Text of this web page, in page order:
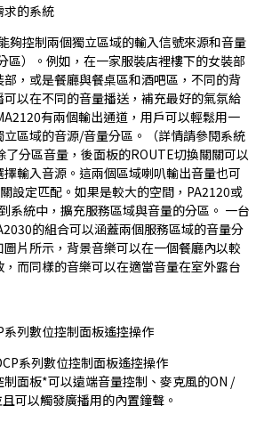
求的系統
夠控制兩個獨立區域的輸入信號來源和音量
區）。例如，在一家服裝店裡樓下的女裝部
，或是餐廳與餐桌區和酒吧區，不同的背
以在不同的音量播送，補充最好的氣氛給
有兩個輸出通道，用戶可以輕鬆用一
立區域的音源/音量分區。（詳情請參閱系統
了分區音量，後面板的ROUTE切換關關可以
輸入音源。這兩個區域喇叭輸出音量也可
設定匹配。如果是較大的空間，PA2120或
系統中，擴充服務區域與音量的分區。 一台
的組合可以涵蓋兩個服務區域的音量分
片所示，背景音樂可以在一個餐廳內以較
而同樣的音樂可以在適當音量在室外露台
系列數位控制面板遙控操作
制面板*可以遠端音量控制、麥克風的ON /
可以觸發廣播用的內置鐘聲。